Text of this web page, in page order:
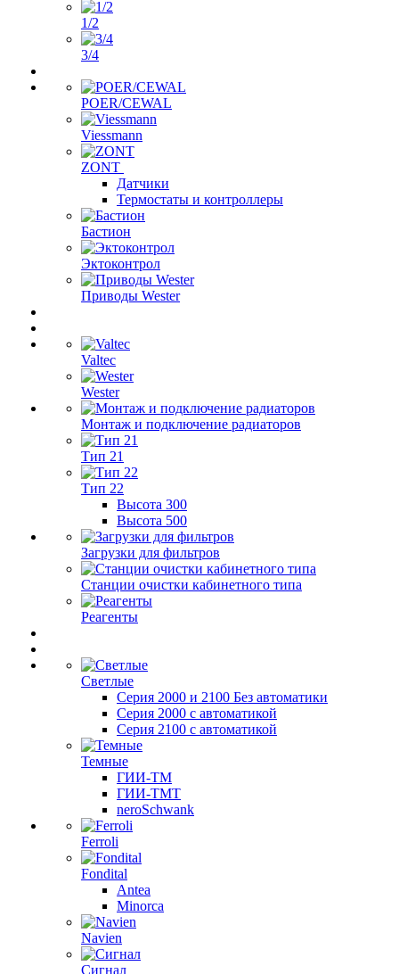
1/2
3/4
POER/CEWAL
Viessmann
ZONT
Датчики
Термостаты и контроллеры
Бастион
Эктоконтрол
Приводы Wester
Valtec
Wester
Монтаж и подключение радиаторов
Тип 21
Тип 22
Высота 300
Высота 500
Загрузки для фильтров
Станции очистки кабинетного типа
Реагенты
Светлые
Серия 2000 и 2100 Без автоматики
Серия 2000 с автоматикой
Серия 2100 с автоматикой
Темные
ГИИ-ТМ
ГИИ-ТМТ
neroSchwank
Ferroli
Fondital
Antea
Minorca
Navien
Сигнал